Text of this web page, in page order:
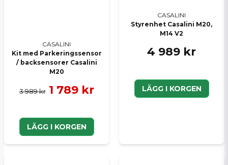
CASALINI
Kit med Parkeringssensor
/ backsensorer Casalini
M20
3 989 kr 1 789 kr
LÄGG I KORGEN
CASALINI
Styrenhet Casalini M20,
M14 V2
4 989 kr
LÄGG I KORGEN
Skicka en fråga